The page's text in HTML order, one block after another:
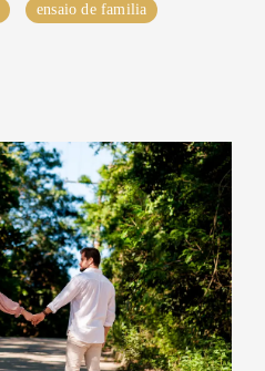
ensaio de familia